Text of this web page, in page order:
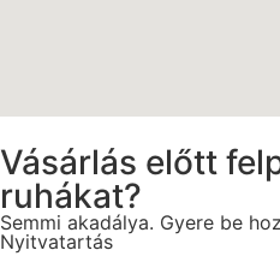
Vásárlás előtt
ruhákat?
Semmi akadálya. Gyere be
Nyitvatartás